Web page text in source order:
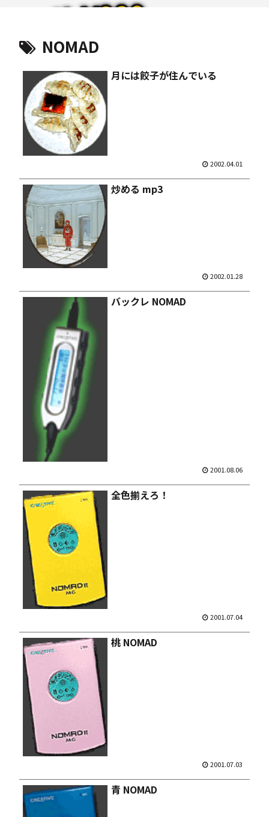
NOMAD
月には餃子が住んでいる
2002.04.01
炒める mp3
2002.01.28
バックレ NOMAD
2001.08.06
全色揃えろ！
2001.07.04
桃 NOMAD
2001.07.03
青 NOMAD